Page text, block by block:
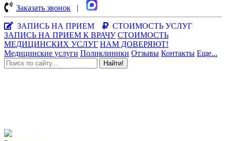
Заказать звонок |
ЗАПИСЬ НА ПРИЕМ
СТОИМОСТЬ УСЛУГ
ЗАПИСЬ НА ПРИЕМ К ВРАЧУ СТОИМОСТЬ
МЕДИЦИНСКИХ УСЛУГ НАМ ДОВЕРЯЮТ!
Медицинские услуги Поликлиники Отзывы Контакты Еще...
Найти!